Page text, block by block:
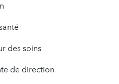
des soins
de direction